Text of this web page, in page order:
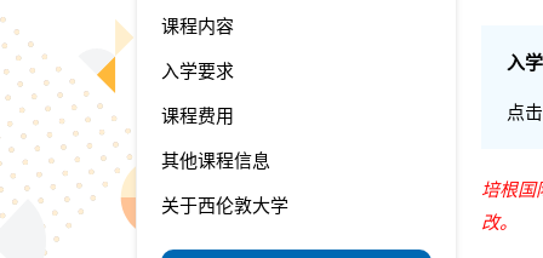
课程内容
入学要求
课程费用
其他课程信息
关于西伦敦大学
入
点
培根国
改。